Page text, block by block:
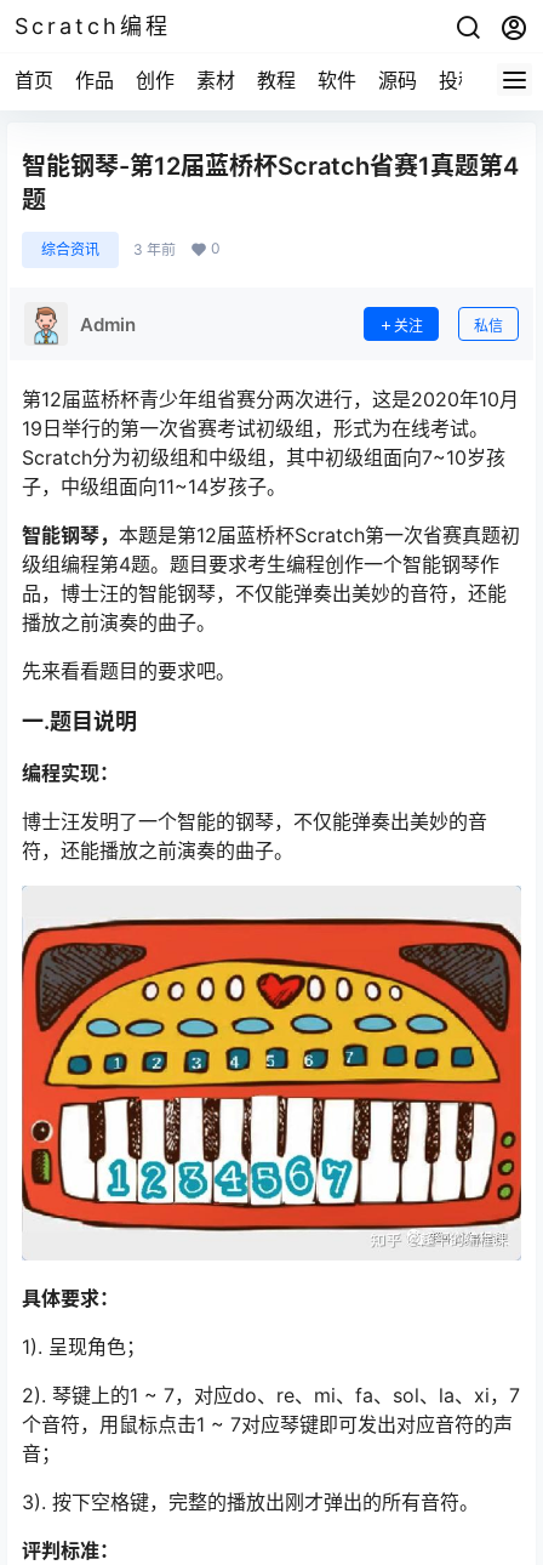
Scratch编程
首页 作品 创作 素材 教程 软件 源码 投稿 关于
智能钢琴-第12届蓝桥杯Scratch省赛1真题第4
题
综合资讯 3 年前 0
Admin 关注 私信
第12届蓝桥杯青少年组省赛分两次进行，这是2020年10月
19日举行的第一次省赛考试初级组，形式为在线考试。
Scratch分为初级组和中级组，其中初级组面向7~10岁孩
子，中级组面向11~14岁孩子。
智能钢琴， 本题是第12届蓝桥杯Scratch第一次省赛真题初
级组编程第4题。题目要求考生编程创作一个智能钢琴作
品，博士汪的智能钢琴，不仅能弹奏出美妙的音符，还能
播放之前演奏的曲子。
先来看看题目的要求吧。
一.题目说明
编程实现：
博士汪发明了一个智能的钢琴，不仅能弹奏出美妙的音
符，还能播放之前演奏的曲子。
具体要求：
1). 呈现角色；
2). 琴键上的1 ~ 7，对应do、re、mi、fa、sol、la、xi，7
个音符，用鼠标点击1 ~ 7对应琴键即可发出对应音符的声
音；
3). 按下空格键，完整的播放出刚才弹出的所有音符。
评判标准：